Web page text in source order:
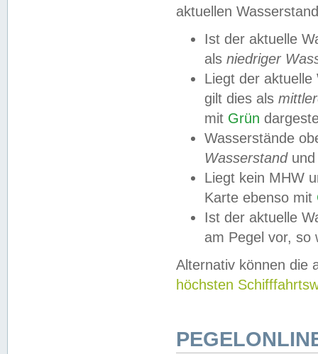
aktuellen
Ist der aktuelle
als niedriger
Liegt der
gilt dies als
mit Grün
Wasserstände
Wasserstandund
Liegt kein MHW
Karte ebenso mit
Ist der aktuelle
am Pegel vor,
Alternativ können die
höchsten